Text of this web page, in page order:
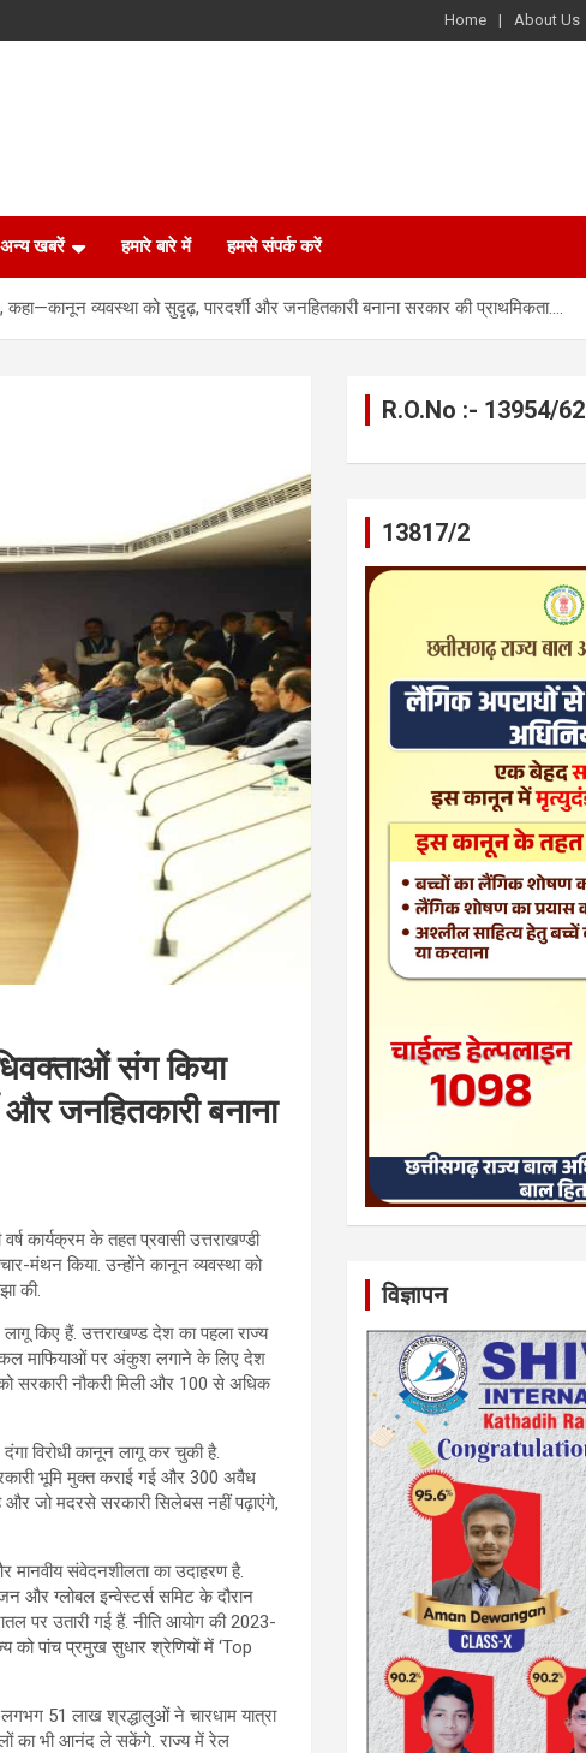
Home About Us
अन्य खबरें हमारे बारे में हमसे संपर्क करें
व्यवस्था को सुदृढ़, पारदर्शी और जनहितकारी बनाना सरकार की प्राथमिकता….
संग किया
जनहितकारी बनाना
कार्यक्रम के तहत प्रवासी उत्तराखण्डी
मंथन किया. उन्होंने कानून व्यवस्था को
की.
किए हैं. उत्तराखण्ड देश का पहला राज्य
नकल माफियाओं पर अंकुश लगाने के लिए देश
सरकारी नौकरी मिली और 100 से अधिक
विरोधी कानून लागू कर चुकी है.
भूमि मुक्त कराई गई और 300 अवैध
जो मदरसे सरकारी सिलेबस नहीं पढ़ाएंगे,
मानवीय संवेदनशीलता का उदाहरण है.
और ग्लोबल इन्वेस्टर्स समिट के दौरान
पर उतारी गई हैं. नीति आयोग की 2023-
को पांच प्रमुख सुधार श्रेणियों में ‘Top
लगभग 51 लाख श्रद्धालुओं ने चारधाम यात्रा
का भी आनंद ले सकेंगे. राज्य में रेल
R.O.No :- 13954/62
13817/2
विज्ञापन